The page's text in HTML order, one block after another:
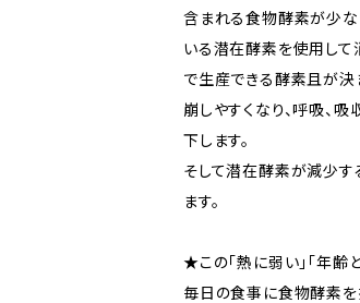
含まれる食物酵素が少な
いる潜在酵素を使用して
で生産できる酵素且が決
崩しやすくなり、呼吸、
下します。
そして潜在酵素が減少す
ます。
★この「熱に弱い」「年齢
毎日の食事に食物酵素を